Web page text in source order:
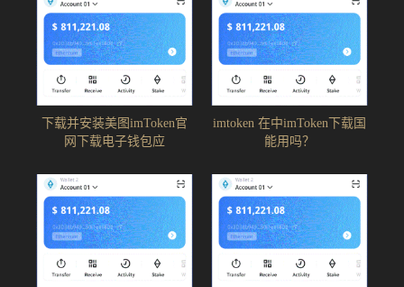
下载并安装美图imToken官
网下载电子钱包应
imtoken 在中imToken下载国
能用吗？